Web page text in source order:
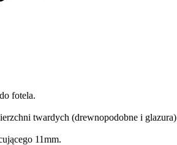
fotela.
twardych (drewnopodobne i glazura)
11mm.